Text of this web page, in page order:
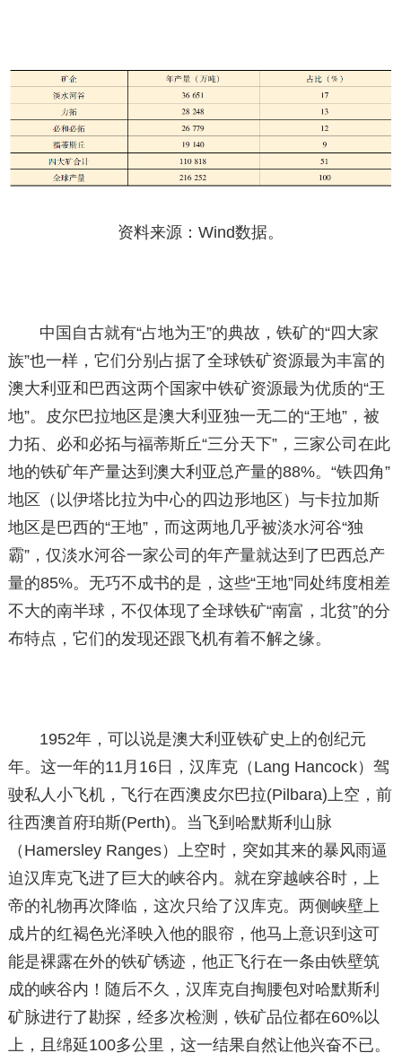
资料来源：Wind数据。
中国自古就有“占地为王”的典故，铁矿的“四大家
族”也一样，它们分别占据了全球铁矿资源最为丰富的
澳大利亚和巴西这两个国家中铁矿资源最为优质的“王
地”。皮尔巴拉地区是澳大利亚独一无二的“王地”，被
力拓、必和必拓与福蒂斯丘“三分天下”，三家公司在此
地的铁矿年产量达到澳大利亚总产量的88%。“铁四角”
地区（以伊塔比拉为中心的四边形地区）与卡拉加斯
地区是巴西的“王地”，而这两地几乎被淡水河谷“独
霸”，仅淡水河谷一家公司的年产量就达到了巴西总产
量的85%。无巧不成书的是，这些“王地”同处纬度相差
不大的南半球，不仅体现了全球铁矿“南富，北贫”的分
布特点，它们的发现还跟飞机有着不解之缘。
1952年，可以说是澳大利亚铁矿史上的创纪元
年。这一年的11月16日，汉库克（Lang Hancock）驾
驶私人小飞机，飞行在西澳皮尔巴拉(Pilbara)上空，前
往西澳首府珀斯(Perth)。当飞到哈默斯利山脉
（Hamersley Ranges）上空时，突如其来的暴风雨逼
迫汉库克飞进了巨大的峡谷内。就在穿越峡谷时，上
帝的礼物再次降临，这次只给了汉库克。两侧峡壁上
成片的红褐色光泽映入他的眼帘，他马上意识到这可
能是裸露在外的铁矿锈迹，他正飞行在一条由铁壁筑
成的峡谷内！随后不久，汉库克自掏腰包对哈默斯利
矿脉进行了勘探，经多次检测，铁矿品位都在60%以
上，且绵延100多公里，这一结果自然让他兴奋不已。